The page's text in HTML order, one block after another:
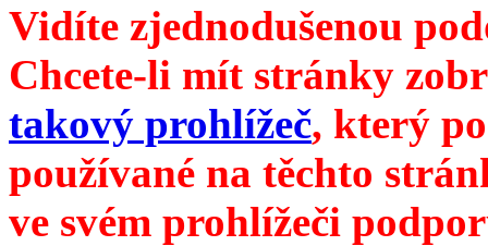
Vidíte zjednodušenou
Chcete-li mít stránky
takový prohlížeč, který
používané na těchto
ve svém prohlížeči